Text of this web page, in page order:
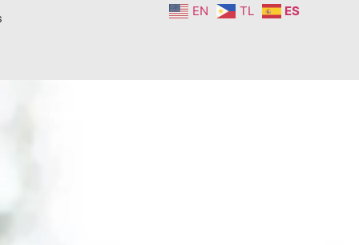
EN TL ES